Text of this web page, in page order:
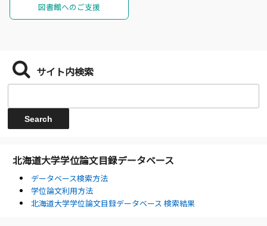
図書館へのご支援
サイト内検索
北海道大学学位論文目録データベース
データベース検索方法
学位論文利用方法
北海道大学学位論文目録データベース 検索結果